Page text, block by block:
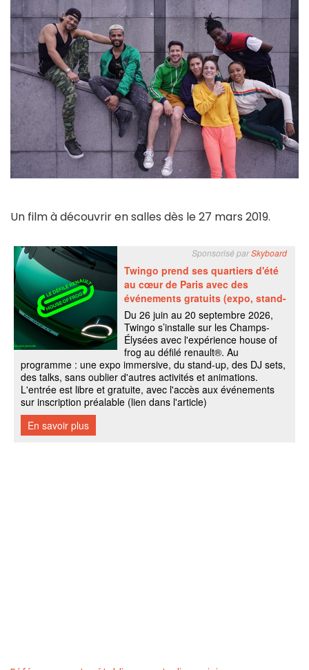
Un film à découvrir en salles dès le 27 mars 2019.